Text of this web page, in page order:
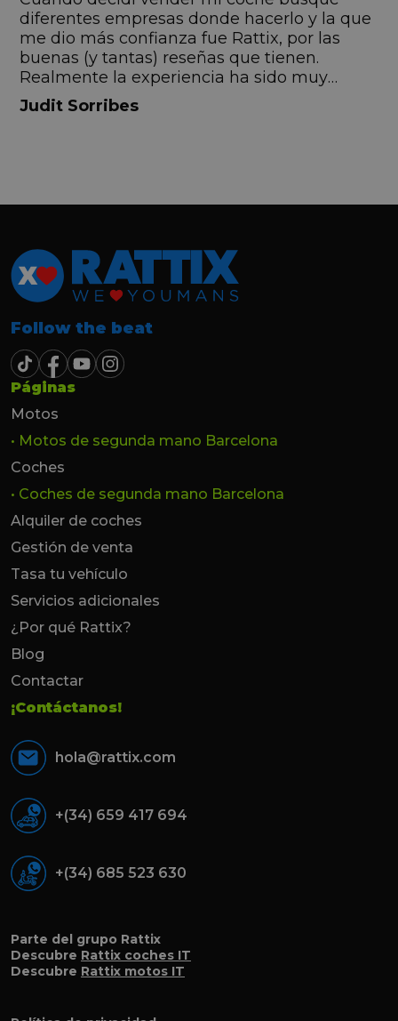
diferentes empresas donde hacerlo y la que
me dio más confianza fue Rattix, por las
buenas (y tantas) reseñas que tienen.
Realmente la experiencia ha sido muy
buena, Carolina ha sido siempre muy atenta
y profesional. Finalmente mi hermana se
Judit Sorribes
Follow the beat
Páginas
Motos
• Motos de segunda mano Barcelona
Coches
• Coches de segunda mano Barcelona
Alquiler de coches
Gestión de venta
Tasa tu vehículo
Servicios adicionales
¿Por qué Rattix?
Blog
Contactar
¡Contáctanos!
hola@rattix.com
+(34) 659 417 694
+(34) 685 523 630
Parte del grupo Rattix
Descubre Rattix coches IT
Descubre Rattix motos IT